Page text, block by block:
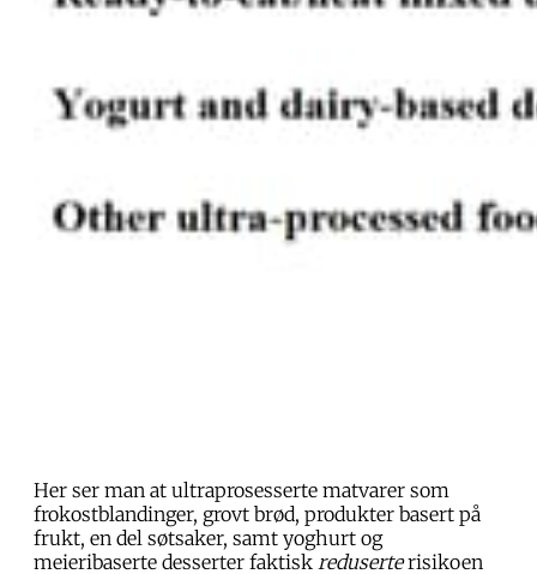
Her ser man at ultraprosesserte matvarer som
frokostblandinger, grovt brød, produkter basert på
frukt, en del søtsaker, samt yoghurt og
meieribaserte desserter faktisk reduserterisikoen